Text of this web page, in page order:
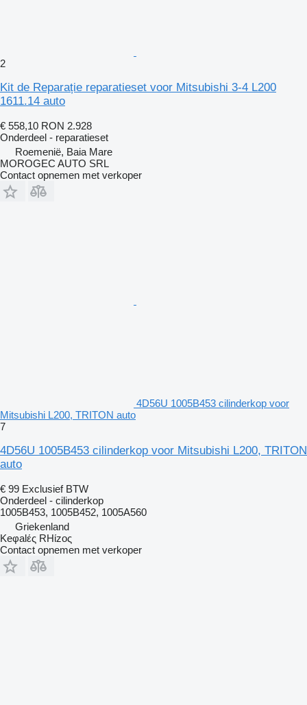
2
Kit de Reparație reparatieset voor Mitsubishi 3-4 L200
1611.14 auto
€ 558,10 RON 2.928
Onderdeel - reparatieset
Roemenië, Baia Mare
MOROGEC AUTO SRL
Contact opnemen met verkoper
4D56U 1005B453 cilinderkop voor
Mitsubishi L200, TRITON auto
7
4D56U 1005B453 cilinderkop voor Mitsubishi L200, TRITON
auto
€ 99 Exclusief BTW
Onderdeel - cilinderkop
1005B453, 1005B452, 1005A560
Griekenland
Keφalές RHίzoς
Contact opnemen met verkoper